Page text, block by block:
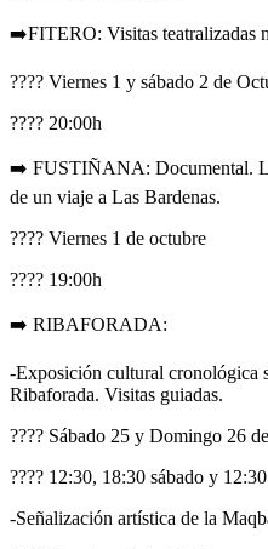
➡️FITERO: Visitas teatralizadas
???? Viernes 1 y sábado 2 de
???? 20:00h
➡️ FUSTIÑANA: Documental.
de un viaje a Las Bardenas.
???? Viernes 1 de octubre
???? 19:00h
➡️ RIBAFORADA:
-Exposición cultural cronológica
Ribaforada. Visitas guiadas.
???? Sábado 25 y Domingo 26
???? 12:30, 18:30 sábado y
-Señalización artística de la